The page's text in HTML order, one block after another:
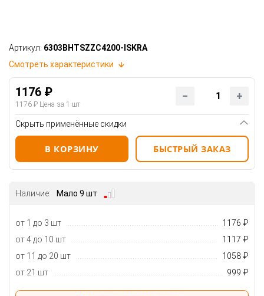
Артикул: 6303BHTSZZC4200-ISKRA
Смотреть характеристики
1176 ₽
1176 ₽ Цена за 1 шт
Скрыть применённые скидки
В КОРЗИНУ БЫСТРЫЙ ЗАКАЗ
Наличие: Мало 9 шт
от 1 до 3 шт
1176 ₽
от 4 до 10 шт
1117 ₽
от 11 до 20 шт
1058 ₽
от 21 шт
999 ₽